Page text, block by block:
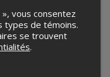
pourCarnaval de
et la vente de billets
veuillez
Carnaval de Québec
vous consentez
types de témoins.
se trouvent
.